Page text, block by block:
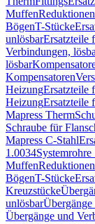
MuffenReduktionen
BögenT-Stücke
unlösbarErsatzteile
Verbindungen,
lösbar
Kompensatoren
HeizungErsatzteile
HeizungErsatzteile
Mapress Therm
Schraube für
Mapress C-Stahl
1.0034Systemrohre
MuffenReduktionen
BögenT-Stücke
Kreuzstücke
unlösbar
Übergänge und